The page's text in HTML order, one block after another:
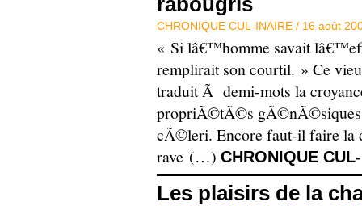
CHRONIQUE CUL-INAIRE / 16 août
« Si lâ€™homme savait
remplirait son courtil. » Ce
traduit Ã demi-mots la
propriÃ©tÃ©s gÃ©nÃ©siques
cÃ©leri. Encore faut-il faire
rave (…) CHRONIQUE
Les plaisirs de la